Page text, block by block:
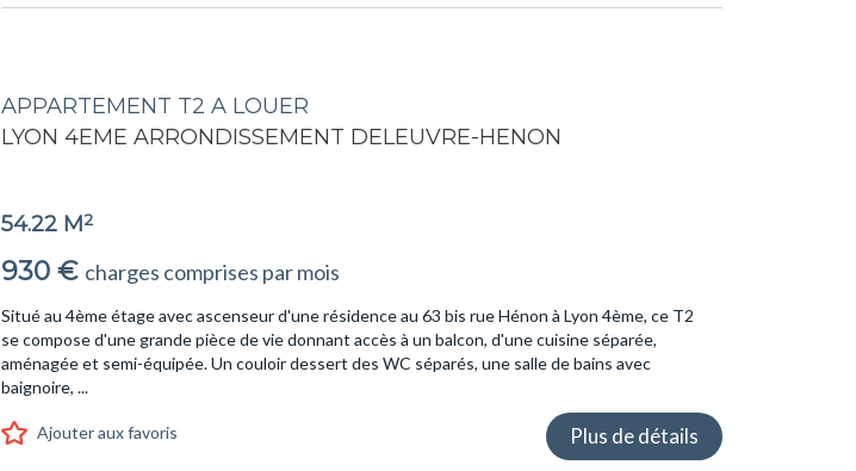
APPARTEMENT T2 A LOUER
LYON 4EME ARRONDISSEMENT DELEUVRE-HENON
54.22 M2
930 € charges comprises par mois
Situé au 4ème étage avec ascenseur d'une résidence au 63 bis rue Hénon à Lyon 4ème, ce T2
se compose d'une grande pièce de vie donnant accès à un balcon, d'une cuisine séparée,
aménagée et semi-équipée. Un couloir dessert des WC séparés, une salle de bains avec
baignoire, ...
Ajouter aux favoris Plus de détails